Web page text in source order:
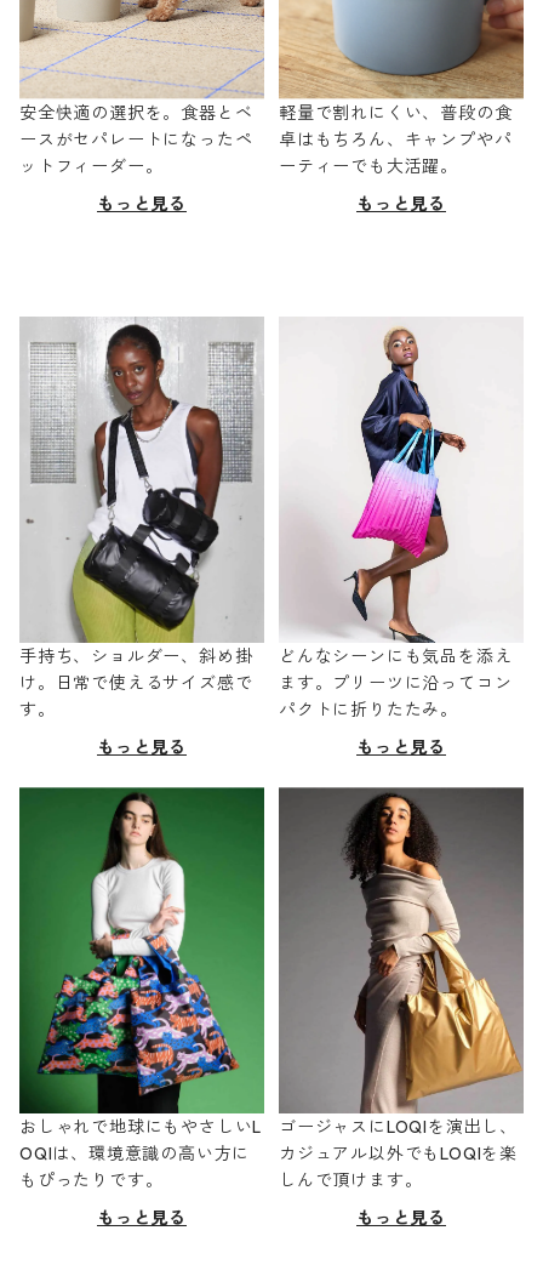
安全快適の選択を。食器とベ
ースがセパレートになったペ
ットフィーダー。
もっと見る
軽量で割れにくい、普段の食
卓はもちろん、キャンプやパ
ーティーでも大活躍。
もっと見る
手持ち、ショルダー、斜め掛
け。日常で使えるサイズ感で
す。
もっと見る
どんなシーンにも気品を添え
ます。プリーツに沿ってコン
パクトに折りたたみ。
もっと見る
おしゃれで地球にもやさしいL
OQIは、環境意識の高い方に
もぴったりです。
もっと見る
ゴージャスにLOQIを演出し、
カジュアル以外でもLOQIを楽
しんで頂けます。
もっと見る